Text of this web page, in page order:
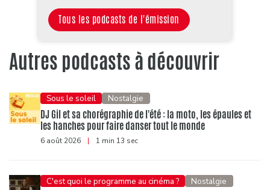
Tous les podcasts de l'émission
Autres podcasts à découvrir
Sous le soleil Nostalgie
DJ Gil et sa chorégraphie de l'été : la moto, les épaules et
les hanches pour faire danser tout le monde
6 août 2026 | 1 min 13 sec
C'est quoi le programme au cinéma ? Nostalgie